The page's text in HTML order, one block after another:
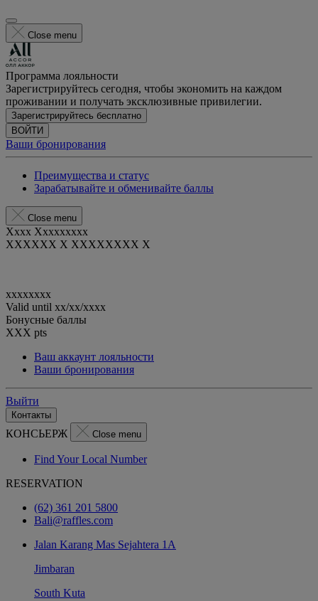
Close menu
Программа лояльности
Зарегистрируйтесь сегодня, чтобы экономить на каждом
проживании и получать эксклюзивные привилегии.
Зарегистрируйтесь бесплатно
ВОЙТИ
Ваши бронирования
Преимущества и статус
Зарабатывайте и обменивайте баллы
Close menu
Xxxx Xxxxxxxxx
XXXXXX X XXXXXXXX X
xxxxxxxx
Valid until xx/xx/xxxx
Бонусные баллы
XXX pts
Ваш аккаунт лояльности
Ваши бронирования
Выйти
Контакты
КОНСЬЕРЖ Close menu
Find Your Local Number
RESERVATION
(62) 361 201 5800
Bali@raffles.com
Jalan Karang Mas Sejahtera 1A
Jimbaran
South Kuta